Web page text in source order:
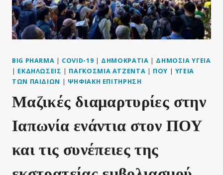
BIG PHARMA | COVID-19 | ΔΗΜΟΚΡΑΤΊΑ | ΔΗΜΌΣΙΑ ΥΓΕΊΑ
| ΕΚΔΗΛΏΣΕΙΣ | ΠΑΓΚΌΣΜΙΑ ΑΤΖΈΝΤΑ | ΠΟΥ | ΥΓΕΊΑ
ΤΩΝ ΠΑΙΔΙΏΝ | ΨΗΦΙΑΚΉ ΕΠΙΤΉΡΗΣΗ
Μαζικές διαμαρτυρίες στην
Ιαπωνία ενάντια στον ΠΟΥ
και τις συνέπειες της